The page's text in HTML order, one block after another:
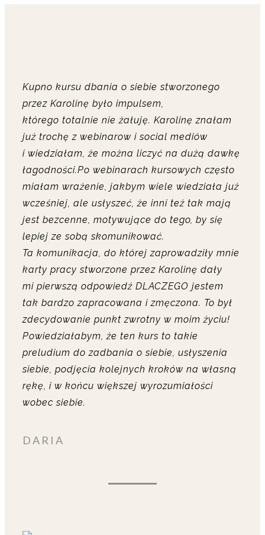
Kupno kursu dbania o siebie stworzonego
przez Karolinę było impulsem,
którego totalnie nie żałuję. Karolinę znałam
już trochę z webinarow i social mediów
i wiedziałam, że można liczyć na dużą dawkę
łagodności.Po webinarach kursowych często
miałam wrażenie, jakbym wiele wiedziała już
wcześniej, ale usłyszeć, że inni też tak mają
jest bezcenne, motywujące do tego, by się
lepiej ze sobą skomunikować.
Ta komunikacja, do której zaprowadziły mnie
karty pracy stworzone przez Karolinę dały
mi pierwszą odpowiedź DLACZEGO jestem
tak bardzo zapracowana i zmęczona. To był
zdecydowanie punkt zwrotny w moim życiu!
Powiedziałabym, że ten kurs to takie
preludium do zadbania o siebie, usłyszenia
siebie, podjęcia kolejnych kroków na własną
rękę, i w końcu większej wyrozumiałości
wobec siebie.
DARIA